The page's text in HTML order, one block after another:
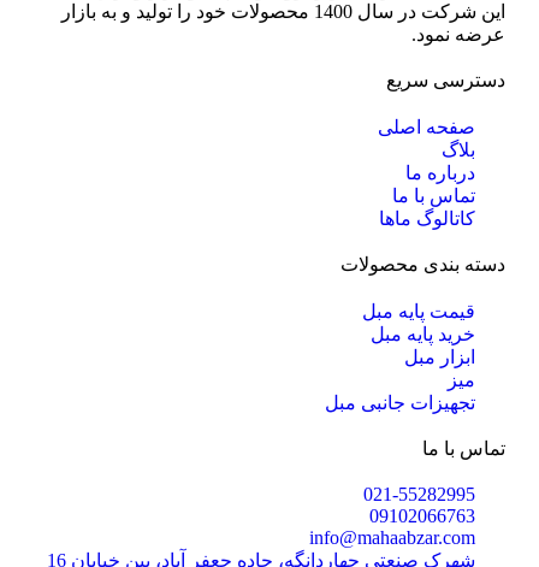
این شرکت در سال 1400 محصولات خود را تولید و به بازار
عرضه نمود.
دسترسی سریع
صفحه اصلی
بلاگ
درباره ما
تماس با ما
کاتالوگ ماها
دسته بندی محصولات
قیمت پایه مبل
خرید پایه مبل
ابزار مبل
میز
تجهیزات جانبی مبل
تماس با ما
021-55282995
09102066763
info@mahaabzar.com
شهرک صنعتی چهاردانگه، جاده جعفر آباد، بین خیابان 16